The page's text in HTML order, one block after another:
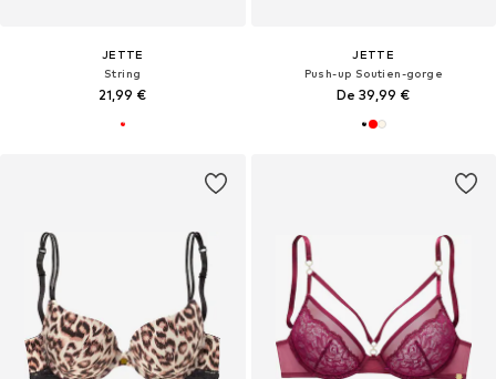
JETTE
String
21,99 €
JETTE
Push-up Soutien-gorge
De 39,99 €